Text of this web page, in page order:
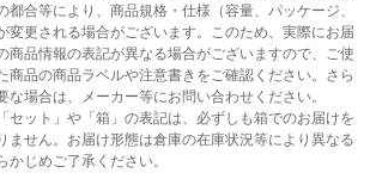
都合等により、商品規格・仕様（容量、パッケージ、
変更される場合がございます。このため、実際にお届
商品情報の表記が異なる場合がございますので、ご使
商品の商品ラベルや注意書きをご確認ください。さら
な場合は、メーカー等にお問い合わせください。
セット」や「箱」の表記は、必ずしも箱でのお届けを
ません。お届け形態は倉庫の在庫状況等により異なる
じめご了承ください。